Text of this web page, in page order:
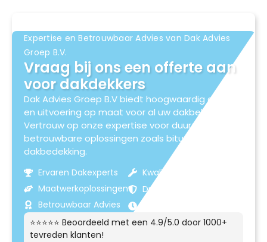
Expertise en Betrouwbaar Advies van Dak Advies
Groep B.V.
Vraag bij ons een offerte aan
voor dakdekkers
Dak Advies Groep B.V biedt hoogwaardig advies
en uitvoering op maat voor al uw dakbehoeften.
Vertrouw op onze expertise voor duurzame en
betrouwbare oplossingen zoals bitumen
dakbedekking.
Ervaren Dakexperts
Maatwerkoplossingen
Betrouwbaar Advies
Kwaliteitsmaterialen
Duurzame Resultaten
⭐⭐⭐⭐⭐ Beoordeeld met een 4.9/5.0 door 1000+
tevreden klanten!